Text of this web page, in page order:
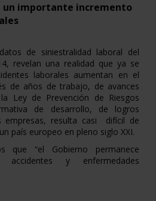
un importante incremento
de siniestralidad laboral del
revelan una realidad que ya se
laborales aumentan en el
de años de trabajo, de avances
Ley de Prevención de Riesgos
de desarrollo, de logros
empresas, resulta casi difícil de
país europeo en pleno siglo XXI.
que “el Gobierno permanece
y enfermedades